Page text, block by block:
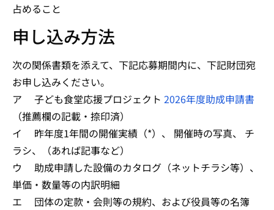
占めること
申し込み方法
次の関係書類を添えて、下記応募期間内に、下記財団宛
お申し込みください。
ア 子ども食堂応援プロジェクト 2026年度助成申請書
（推薦欄の記載・捺印済）
イ 昨年度1年間の開催実績（*）、 開催時の写真、 チ
ラシ、（あれば記事など）
ウ 助成申請した設備のカタログ（ネットチラシ等）、
単価・数量等の内訳明細
エ 団体の定款・会則等の規約、および役員等の名簿